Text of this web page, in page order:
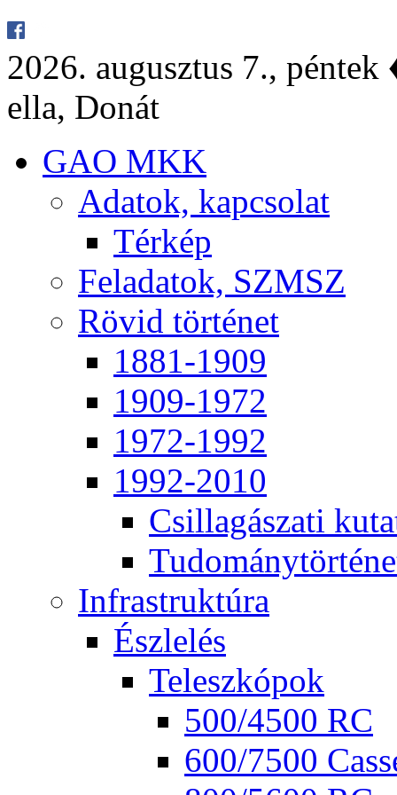
2026. au­gusz­tus 7.,
el­la, Do­nát
GAO MKK
Ada­tok, kap­cso­lat
Tér­kép
Fel­ada­tok, SZMSZ
Rö­vid tör­té­net
1881-1909
1909-1972
1972-1992
1992-2010
Csil­la­gá­sza­ti
Inf­ra­struk­tú­ra
Ész­le­lés
Te­lesz­kó­pok
500/4500 RC
600/7500